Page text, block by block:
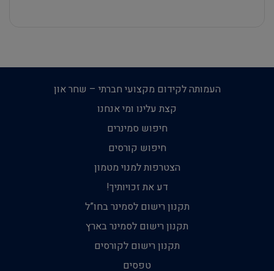
העמותה לקידום מקצועי חברתי – שחר און
קצת עלינו ומי אנחנו
חיפוש סמינרים
חיפוש קורסים
הצטרפות למנוי מטמון
דע את זכויותיך!
תקנון רישום לסמינר בחו”ל
תקנון רישום לסמינר בארץ
תקנון רישום לקורסים
טפסים